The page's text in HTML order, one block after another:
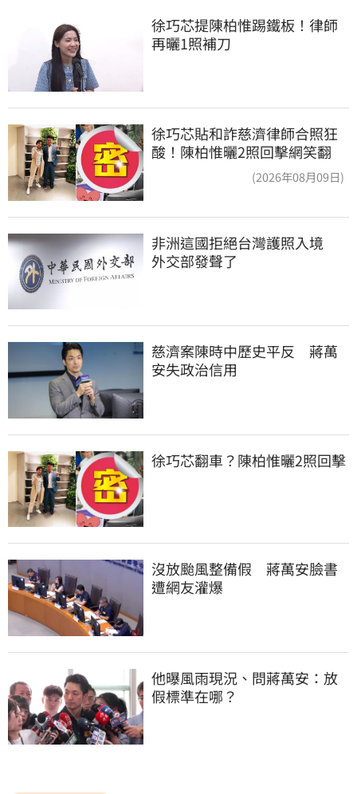
徐巧芯提陳柏惟踢鐵板！律師
再曬1照補刀
徐巧芯貼和詐慈濟律師合照狂
酸！陳柏惟曬2照回擊網笑翻
(2026年08月09日)
非洲這國拒絕台灣護照入境
外交部發聲了
慈濟案陳時中歷史平反　蔣萬
安失政治信用
徐巧芯翻車？陳柏惟曬2照回擊
沒放颱風整備假　蔣萬安臉書
遭網友灌爆
他曝風雨現況、問蔣萬安：放
假標準在哪？